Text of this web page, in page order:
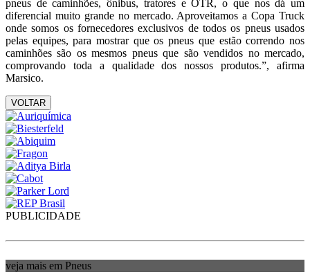
pneus de caminhões, ônibus, tratores e OTR, o que nos dá um
diferencial muito grande no mercado. Aproveitamos a Copa Truck
onde somos os fornecedores exclusivos de todos os pneus usados
pelas equipes, para mostrar que os pneus que estão correndo nos
caminhões são os mesmos pneus que são vendidos no mercado,
comprovando toda a qualidade dos nossos produtos.”, afirma
Marsico.
VOLTAR
PUBLICIDADE
veja mais em Pneus